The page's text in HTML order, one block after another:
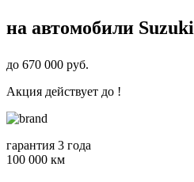
на автомобили Suzuki
до 670 000 руб.
Акция действует до !
гарантия 3 года
100 000 км